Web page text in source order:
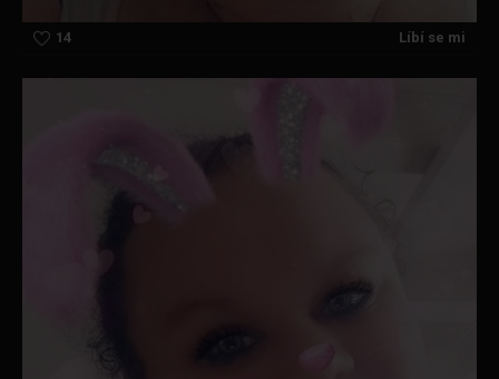
14 Líbí se mi